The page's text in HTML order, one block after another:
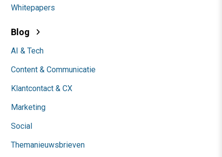
Whitepapers
Blog
AI & Tech
Content & Communicatie
Klantcontact & CX
Marketing
Social
Themanieuwsbrieven